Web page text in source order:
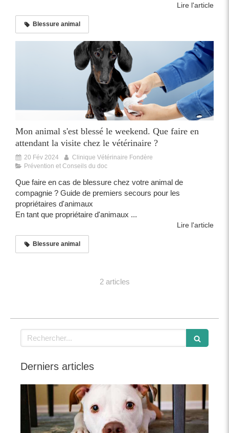
Lire l'article
Blessure animal
Mon animal s'est blessé le weekend. Que faire en
attendant la visite chez le vétérinaire ?
20 Fév 2024
Clinique Vétérinaire Fondère
Prévention et Conseils du doc
Que faire en cas de blessure chez votre animal de
compagnie ? Guide de premiers secours pour les
propriétaires d'animaux
En tant que propriétaire d'animaux ...
Lire l'article
Blessure animal
2 articles
Rechercher
Derniers articles